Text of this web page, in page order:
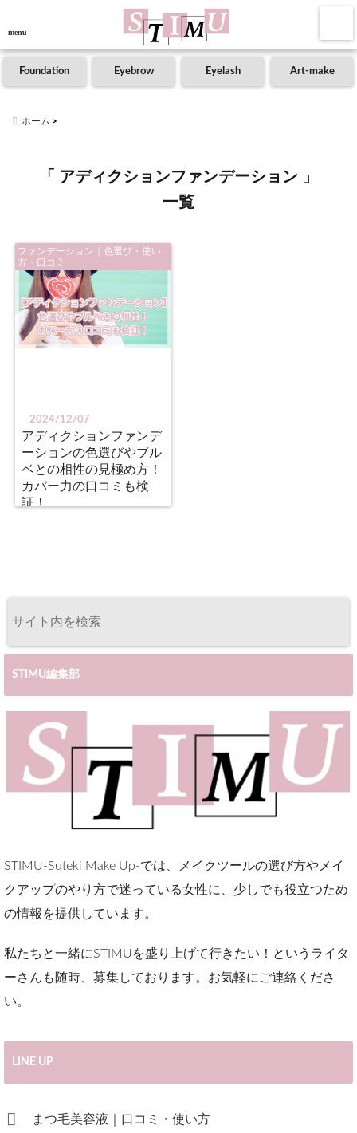
menu
Foundation Eyebrow Eyelash Art-make
ホーム
「 アディクションファンデーション 」
一覧
ファンデーション｜色選び・使い
方・口コミ
2024/12/07
アディクションファンデ
ーションの色選びやブル
ベとの相性の見極め方！
カバー力の口コミも検
証！
STIMU編集部
STIMU-Suteki Make Up-では、メイクツールの選び方やメイ
クアップのやり方で迷っている女性に、少しでも役立つため
の情報を提供しています。
私たちと一緒にSTIMUを盛り上げて行きたい！というライタ
ーさんも随時、募集しております。お気軽にご連絡くださ
い。
LINE UP
まつ毛美容液｜口コミ・使い方